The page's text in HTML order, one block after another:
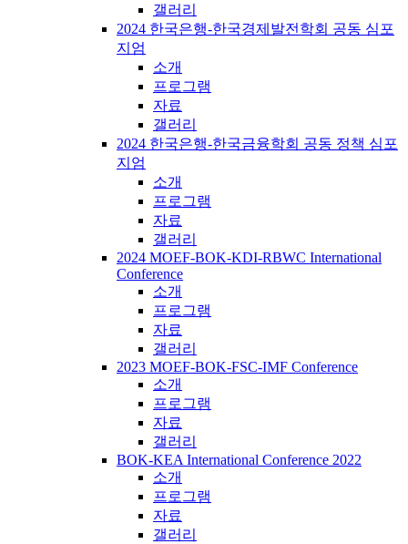
갤러리
2024 한국은행-한국경제발전학회 공동 심포
지엄
소개
프로그램
자료
갤러리
2024 한국은행-한국금융학회 공동 정책 심포
지엄
소개
프로그램
자료
갤러리
2024 MOEF-BOK-KDI-RBWC International
Conference
소개
프로그램
자료
갤러리
2023 MOEF-BOK-FSC-IMF Conference
소개
프로그램
자료
갤러리
BOK-KEA International Conference 2022
소개
프로그램
자료
갤러리